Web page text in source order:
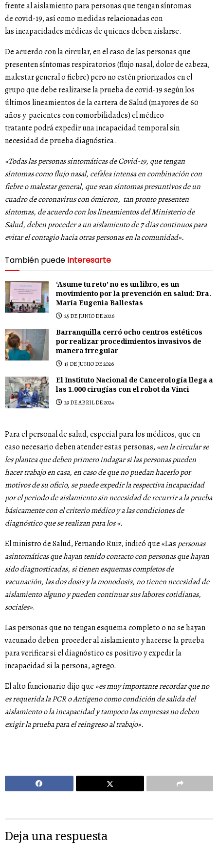
frente al aislamiento para personas que tengan síntomas
de covid-19, así como medidas relacionadas con
las incapacidades médicas de quienes deben aislarse.
De acuerdo con la circular, en el caso de las personas que
presenten síntomas respiratorios (flujo nasal, dolor de cabeza,
malestar general o fiebre) pero no estén priorizados en el
grupo que debe realizarse la prueba de covid-19 según los
últimos lineamientos de la cartera de Salud (mayores de 60
años y pacientes con comorbilidades) el médico
tratante podrá expedir una incapacidad temporal sin
necesidad de prueba diagnóstica.
«Todas las personas sintomáticas de Covid-19, que tengan
síntomas como flujo nasal, cefalea intensa en combinación con
fiebre o malestar general, que sean síntomas presuntivos de un
cuadro de coronavirus con ómicron, tan pronto presenten
síntomas, de acuerdo con los lineamientos del Ministerio de
Salud, deben proceder a un aislamiento de 7 días continuos para
evitar el contagio hacia otras personas en la comunidad».
También puede Interesarte
‘Asume tu reto’ no es un libro, es un
movimiento por la prevención en salud: Dra.
María Eugenia Ballestas
25 DE JUNIO DE 2026
Barranquilla cerró ocho centros estéticos
por realizar procedimientos invasivos de
manera irregular
13 DE JUNIO DE 2026
El Instituto Nacional de Cancerología llega a
las 1.000 cirugías con el robot da Vinci
29 DE ABRIL DE 2024
Para el personal de salud, especial para los médicos, que en
caso necesario deben atender estas personas, «en la circular se
les plantea que deben primero indagar si las personas pueden
hacer trabajo en casa, en caso de que no puedan hacerlo por
motivos de su oficio, se puede expedir la respectiva incapacidad
por el periodo de aislamiento sin necesidad de recurrir a la prueba
básicamente con el criterio médico y a las condiciones de
diagnóstico que se realizan para los «.
El ministro de Salud, Fernando Ruiz, indicó que «Las personas
asintomáticas que hayan tenido contacto con personas que hayan
sido diagnosticadas, si tienen esquemas completos de
vacunación, las dos dosis y la monodosis, no tienen necesidad de
aislamiento alguno y pueden continuar sus labores cotidianas,
sociales».
Las personas que no tengan esquema completo o no se hayan
vacunado deben proceder al aislamiento y hacerse la prueba
para verificar si el diagnóstico es positivo y expedir la
incapacidad si la persona, agrego.
El alto funcionario dijo que «es muy importante recordar que no
es requerida la PCR o Antígeno como condición de salida del
aislamiento o la incapacidad y tampoco las empresas no deben
exigir la prueba para el reingreso al trabajo».
Deja una respuesta